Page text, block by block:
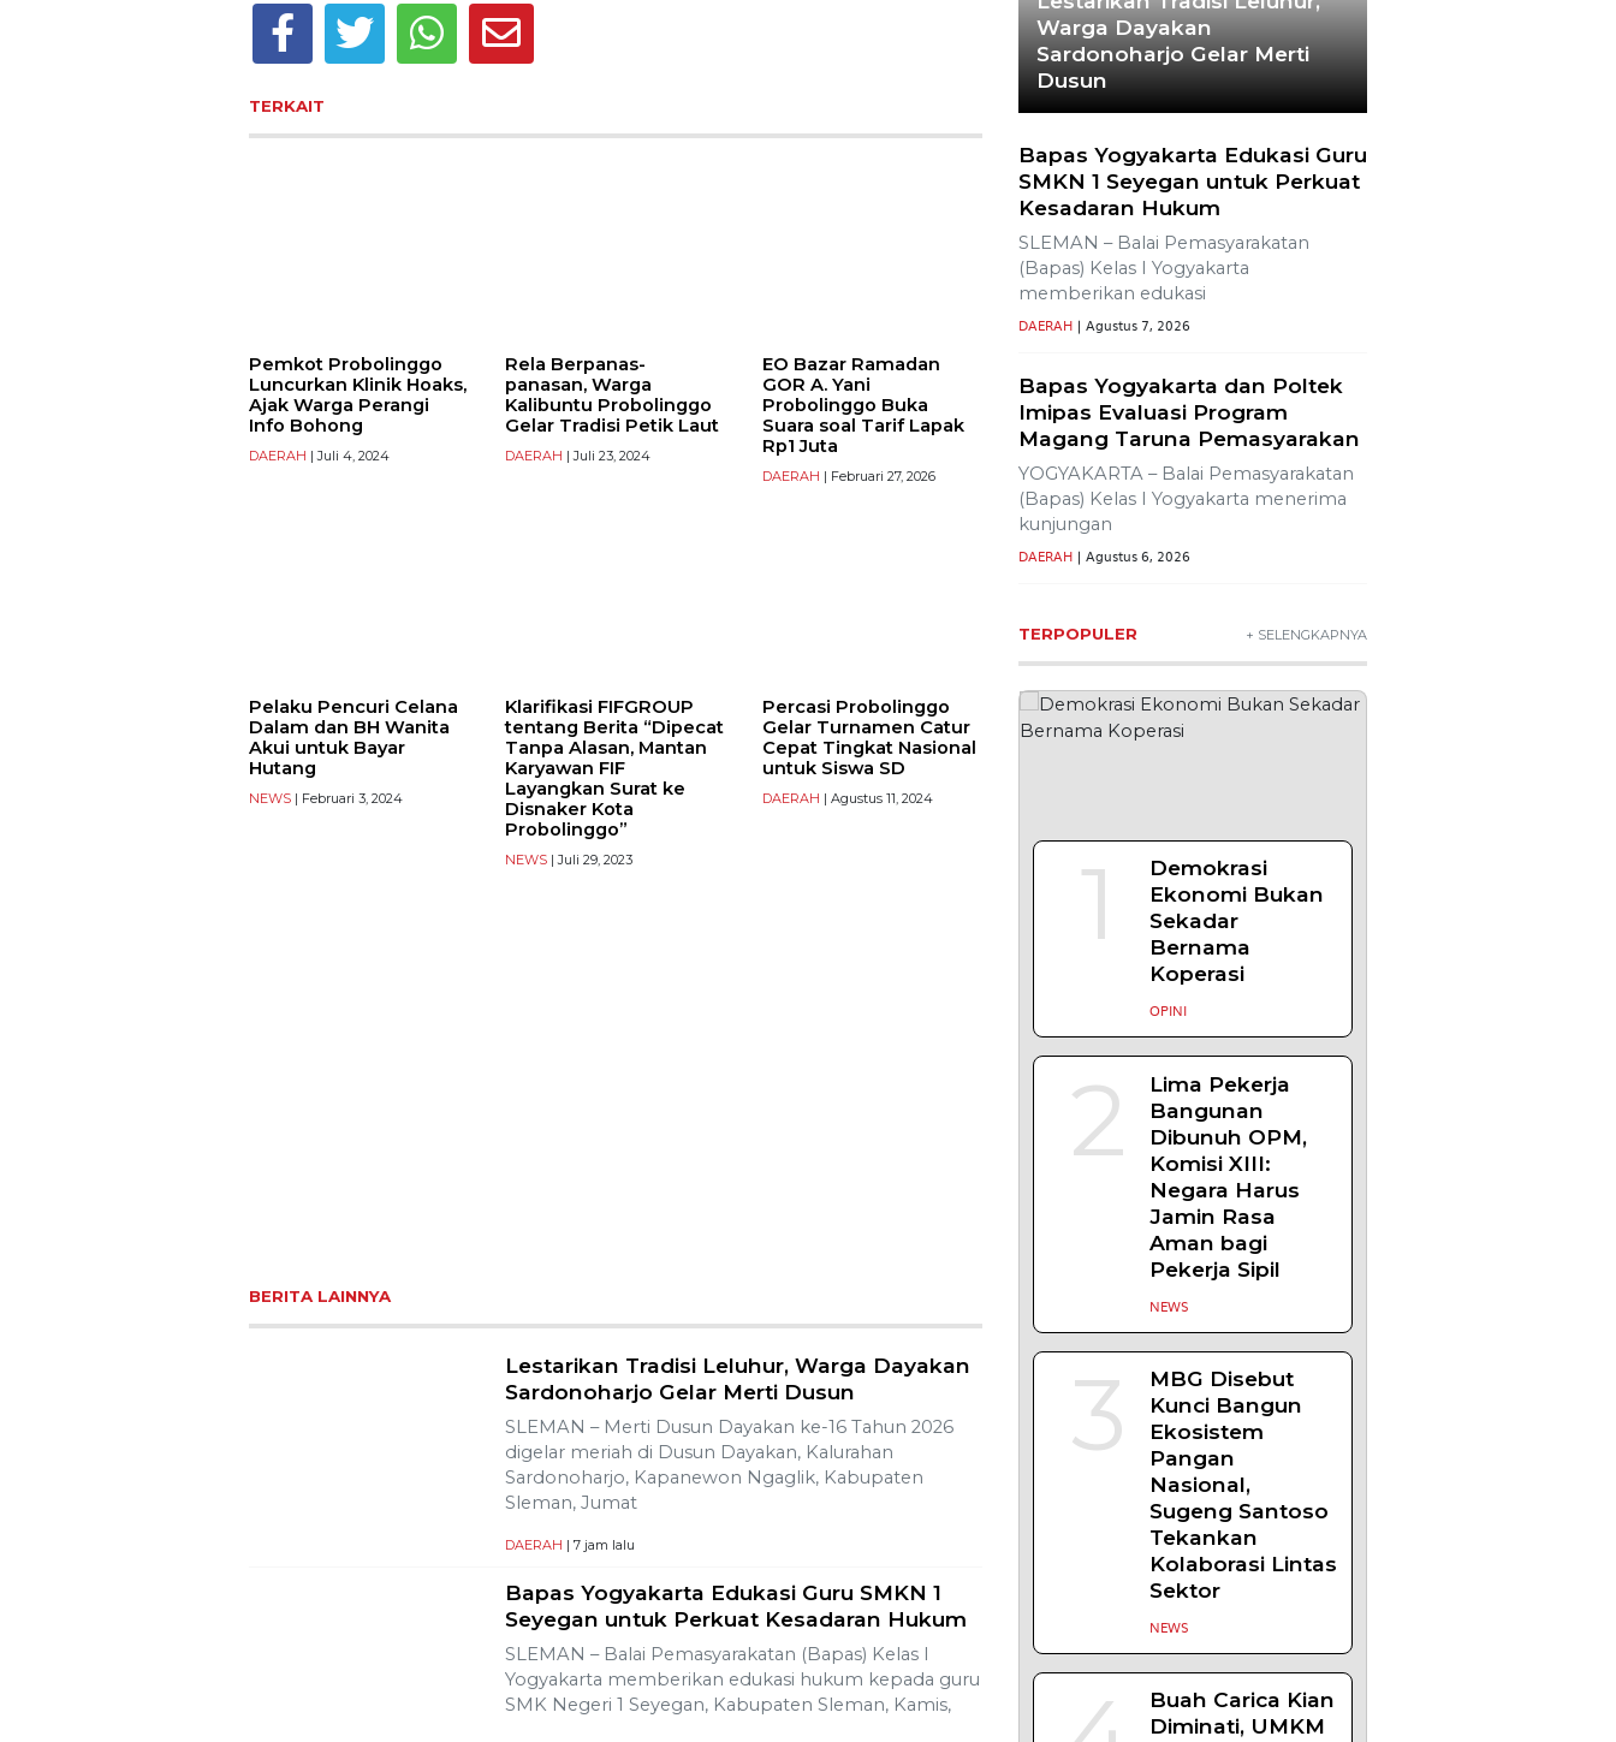
TERKAIT
Pemkot Probolinggo
Luncurkan Klinik Hoaks,
Ajak Warga Perangi
Info Bohong
DAERAH | Juli 4, 2024
Rela Berpanas-
panasan, Warga
Kalibuntu Probolinggo
Gelar Tradisi Petik Laut
DAERAH | Juli 23, 2024
EO Bazar Ramadan
GOR A. Yani
Probolinggo Buka
Suara soal Tarif Lapak
Rp1 Juta
DAERAH | Februari 27, 2026
Pelaku Pencuri Celana
Dalam dan BH Wanita
Akui untuk Bayar
Hutang
NEWS | Februari 3, 2024
Klarifikasi FIFGROUP
tentang Berita “Dipecat
Tanpa Alasan, Mantan
Karyawan FIF
Layangkan Surat ke
Disnaker Kota
Probolinggo”
NEWS | Juli 29, 2023
Percasi Probolinggo
Gelar Turnamen Catur
Cepat Tingkat Nasional
untuk Siswa SD
DAERAH | Agustus 11, 2024
BERITA LAINNYA
Lestarikan Tradisi Leluhur, Warga Dayakan
Sardonoharjo Gelar Merti Dusun
SLEMAN – Merti Dusun Dayakan ke-16 Tahun 2026
digelar meriah di Dusun Dayakan, Kalurahan
Sardonoharjo, Kapanewon Ngaglik, Kabupaten
Sleman, Jumat
DAERAH | 7 jam lalu
Bapas Yogyakarta Edukasi Guru SMKN 1
Seyegan untuk Perkuat Kesadaran Hukum
SLEMAN – Balai Pemasyarakatan (Bapas) Kelas I
Yogyakarta memberikan edukasi hukum kepada guru
SMK Negeri 1 Seyegan, Kabupaten Sleman, Kamis,
Lestarikan Tradisi Leluhur,
Warga Dayakan
Bapas Yogyakarta Edukasi Guru
Kesadaran Hukum
SLEMAN – Balai Pemasyarakatan
(Bapas) Kelas I Yogyakarta
memberikan edukasi
Bapas Yogyakarta dan Poltek
Magang Taruna Pemasyarakan
YOGYAKARTA – Balai Pemasyarakatan
(Bapas) Kelas I Yogyakarta menerima
kunjungan
1
Demokrasi
Ekonomi Bukan
Sekadar
Koperasi
OPINI
2
Lima Pekerja
Bangunan
Dibunuh OPM,
Komisi XIII:
Negara Harus
Jamin Rasa
Aman bagi
Pekerja Sipil
NEWS
3
MBG Disebut
Kunci Bangun
Ekosistem
Pangan
Nasional,
Sugeng Santoso
Tekankan
Sektor
NEWS